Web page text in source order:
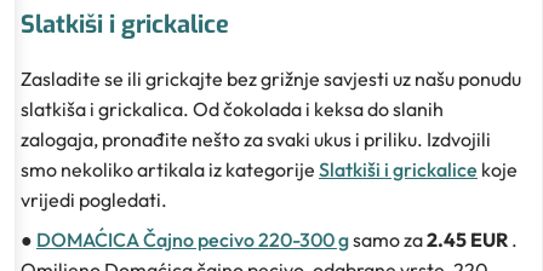
Slatkiši i grickalice
Zasladite se ili grickajte bez grižnje savjesti uz našu ponudu
slatkiša i grickalica. Od čokolada i keksa do slanih
zalogaja, pronađite nešto za svaki ukus i priliku. Izdvojili
smo nekoliko artikala iz kategorije Slatkiši i grickalice koje
vrijedi pogledati.
● DOMAĆICA Čajno pecivo 220-300 gsamo za2.45 EUR .